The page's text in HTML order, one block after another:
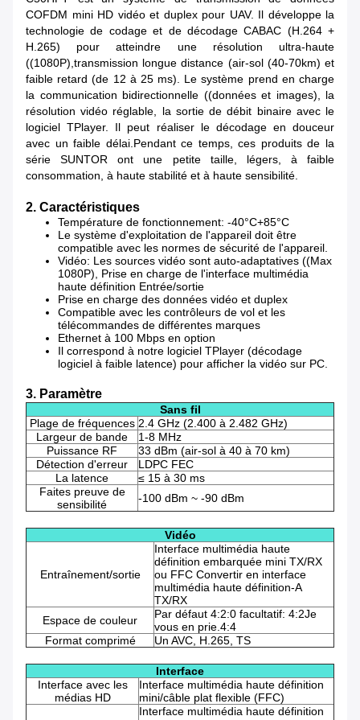
COFDM mini HD vidéo et duplex pour UAV. Il développe la
technologie de codage et de décodage CABAC (H.264 +
H.265) pour atteindre une résolution ultra-haute
((1080P),transmission longue distance (air-sol (40-70km) et
faible retard (de 12 à 25 ms). Le système prend en charge
la communication bidirectionnelle ((données et images), la
résolution vidéo réglable, la sortie de débit binaire avec le
logiciel TPlayer. Il peut réaliser le décodage en douceur
avec un faible délai.Pendant ce temps, ces produits de la
série SUNTOR ont une petite taille, légers, à faible
consommation, à haute stabilité et à haute sensibilité.
2. Caractéristiques
Température de fonctionnement: -40°C+85°C
Le système d'exploitation de l'appareil doit être
compatible avec les normes de sécurité de l'appareil.
Vidéo: Les sources vidéo sont auto-adaptatives ((Max
1080P), Prise en charge de l'interface multimédia
haute définition Entrée/sortie
Prise en charge des données vidéo et duplex
Compatible avec les contrôleurs de vol et les
télécommandes de différentes marques
Ethernet à 100 Mbps en option
Il correspond à notre logiciel TPlayer (décodage
logiciel à faible latence) pour afficher la vidéo sur PC.
3. Paramètre
Sans fil
Plage de fréquences 2.4 GHz (2.400 à 2.482 GHz)
Largeur de bande
1-8 MHz
Puissance RF
33 dBm (air-sol à 40 à 70 km)
Détection d'erreur
LDPC FEC
La latence
≤ 15 à 30 ms
Faites preuve de
sensibilité
-100 dBm ~ -90 dBm
Vidéo
Entraînement/sortie
Interface multimédia haute
définition embarquée mini TX/RX
ou FFC Convertir en interface
multimédia haute définition-A
TX/RX
Espace de couleur
Par défaut 4:2:0 facultatif: 4:2Je
vous en prie.4:4
Format comprimé
Un AVC, H.265, TS
Interface
Interface avec les
médias HD
Interface multimédia haute définition
mini/câble plat flexible (FFC)
Interface multimédia haute définition